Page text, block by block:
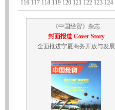
《中国经贸》杂志
封面报道 Cover Story
全面推进宁夏商务开放与发展